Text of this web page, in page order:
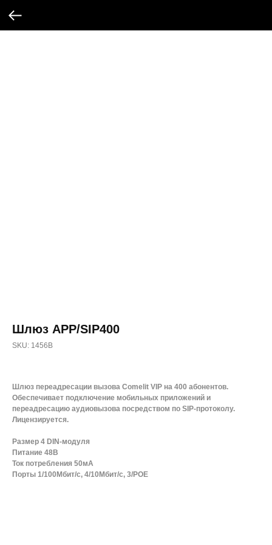
Шлюз APP/SIP400
SKU: 1456B
Шлюз переадресации вызова Comelit VIP на 400 абонентов.
Обеспечивает подключение мобильных приложений и
переадресацию аудиовызова посредством по SIP-протоколу.
Лицензируется.
Размер 4 DIN-модуля
Питание 48В
Ток потребления 50мА
Порты 1/100Мбит/с, 4/10Мбит/с, 3/POE